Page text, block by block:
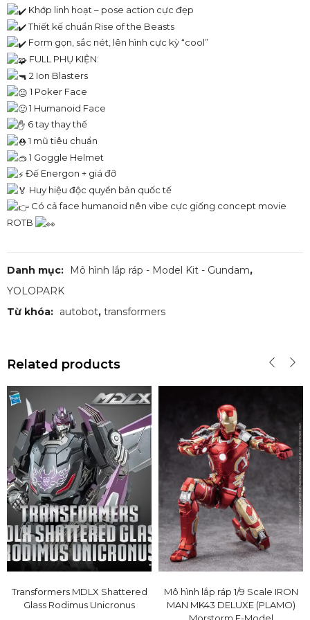
Khớp linh hoạt – pose action cực đẹp
Thiết kế chuẩn Rise of the Beasts
Form gọn, sắc nét, lên hình cực kỳ “cool”
FULL PHỤ KIỆN:
2 Ion Blasters
1 Poker Face
1 Humanoid Face
6 tay thay thế
1 mũ tiêu chuẩn
1 Goggle Helmet
Đế Energon + giá đỡ
Huy hiệu độc quyền bản quốc tế
Có cả face humanoid nên vibe cực giống concept movie
ROTB
Danh mục: Mô hình lắp ráp - Model Kit - Gundam,
YOLOPARK
Từ khóa: autobot, transformers
Related products
Transformers MDLX Shattered
Glass Rodimus Unicronus
Mô hình lắp ráp 1/9 Scale IRON
MAN MK43 DELUXE (PLAMO)